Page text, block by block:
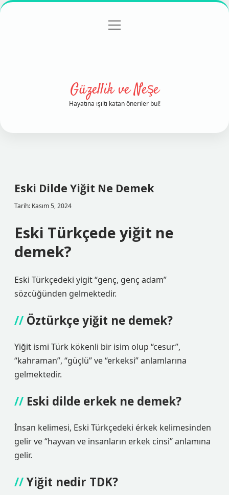
Gizlilik Politikası
menüyü
Güzellik ve Neşe
Hayatına ışıltı katan öneriler bul!
Eski Dilde Yiğit Ne Demek
Tarih: Kasım 5, 2024
Eski Türkçede yiğit ne
demek?
Eski Türkçedeki yigit “genç, genç adam”
sözcüğünden gelmektedir.
Öztürkçe yiğit ne demek?
Yiğit ismi Türk kökenli bir isim olup “cesur”,
“kahraman”, “güçlü” ve “erkeksi” anlamlarına
gelmektedir.
Eski dilde erkek ne demek?
İnsan kelimesi, Eski Türkçedeki érkek kelimesinden
gelir ve “hayvan ve insanların erkek cinsi” anlamına
gelir.
Yiğit nedir TDK?